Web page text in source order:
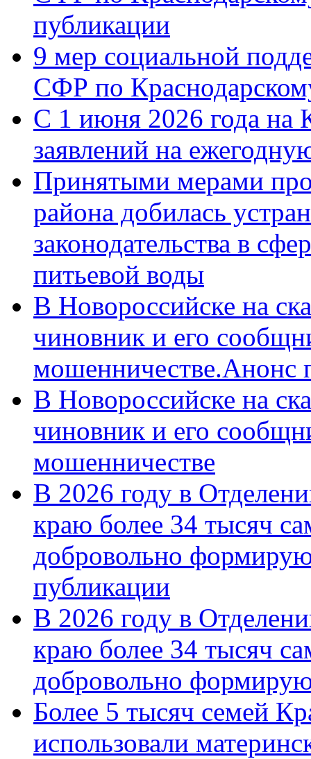
публикации
9 мер социальной
СФР по
С 1 июня 2026 года на
заявлений на
Принятыми мерами
района добилась
законодательства в
питьевой воды
В Новороссийске на
чиновник и его
мошенничестве.Анонс
В Новороссийске на
чиновник и его
мошенничестве
В 2026 году в
краю более 34 тысяч
добровольно
публикации
В 2026 году в
краю более 34 тысяч
добровольно
Более 5 тысяч семей
использовали